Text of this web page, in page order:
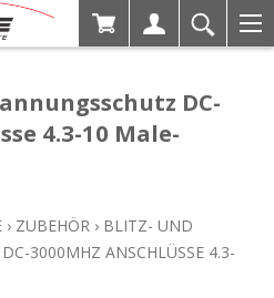
DC-
4.3-10 Male-
› ZUBEHÖR › BLITZ- UND
3000MHZ ANSCHLÜSSE 4.3-